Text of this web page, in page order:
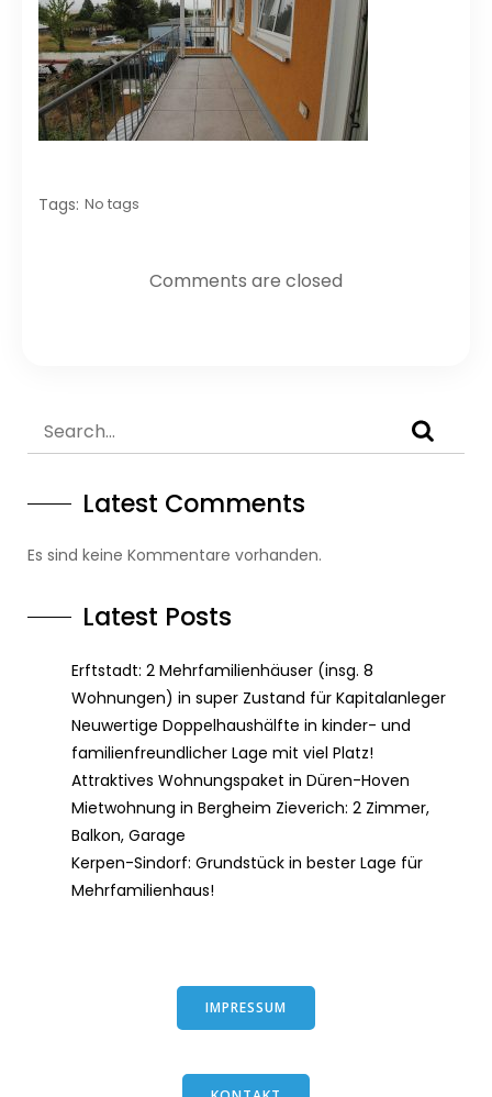
Tags: No tags
Comments are closed
Latest Comments
Es sind keine Kommentare vorhanden.
Latest Posts
Erftstadt: 2 Mehrfamilienhäuser (insg. 8
Wohnungen) in super Zustand für Kapitalanleger
Neuwertige Doppelhaushälfte in kinder- und
familienfreundlicher Lage mit viel Platz!
Attraktives Wohnungspaket in Düren-Hoven
Mietwohnung in Bergheim Zieverich: 2 Zimmer,
Balkon, Garage
Kerpen-Sindorf: Grundstück in bester Lage für
Mehrfamilienhaus!
IMPRESSUM